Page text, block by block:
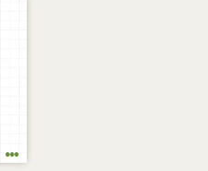
...